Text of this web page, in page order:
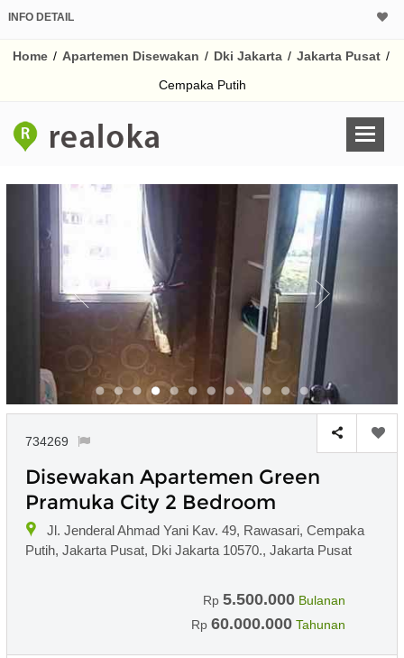
INFO DETAIL
Home / Apartemen Disewakan / Dki Jakarta / Jakarta Pusat /
Cempaka Putih
734269
Disewakan Apartemen Green
Pramuka City 2 Bedroom
Jl. Jenderal Ahmad Yani Kav. 49, Rawasari, Cempaka
Putih, Jakarta Pusat, Dki Jakarta 10570., Jakarta Pusat
Rp 5.500.000 Bulanan
Rp 60.000.000 Tahunan